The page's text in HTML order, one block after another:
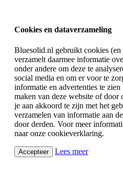
Cookies en dataverzameling
Bluesolid.nl gebruikt cookies (en
verzamelt daarmee informatie
onder andere om deze te
social media en om er voor te
informatie en advertenties te
maken van deze website of
je aan akkoord te zijn met het
verzamelen van informatie aan
door derden. Voor meer
naar onze cookieverklaring.
Accepteer Lees meer